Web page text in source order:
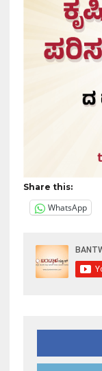
Share this:
WhatsApp